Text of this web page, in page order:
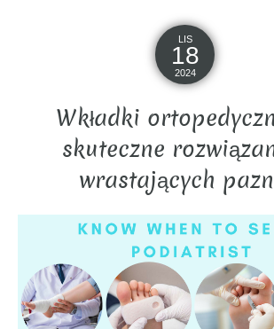
LIS
18
2024
Wkładki
skuteczne
wrastających